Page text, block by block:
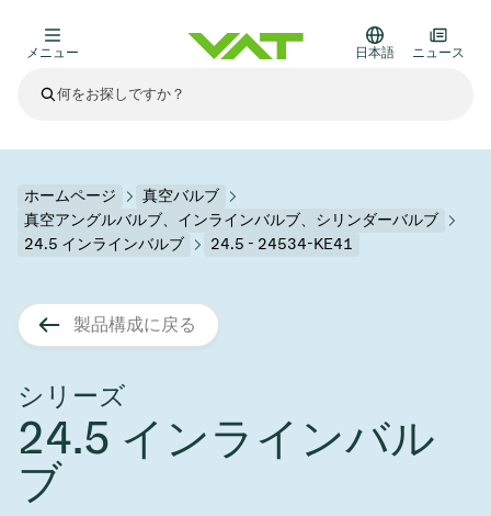
ニュース
9月 17, 2026
日本語
メニュー
真空バルブ
真空コントロールバルブ
真空アイソレーションバルブ
真空ゲートバルブ
フランジコネクタとガスケット
VATエッジ溶接メタルベローズ
真空モジュール
かいけつさく
半導体製造
プロセスコントロールとアイソレーション
基板搬送
サブファブシステム
ディスプレイ製造
ディスプレイのドライエッチング
スパッタリング
薄膜封止(CVD)
科学機器と医学
医療・医薬品分野
真空炉
真空輸送
バッテリー製造
太陽電池薄膜の蒸着
サブファブシステム
宇宙シミュレーション
高エネルギー物理学
製品サービス
アップグレード＆レトロフィットソリューション
スペアパーツ
標準修理サービス
企業責任
インベストリレーションズ
Financial reports
Presentations
Shares and debt
ホームページ
真空バルブ
真空アングルバルブ、インラインバルブ、シリンダーバルブ
24.5 インラインバルブ
24.5 - 24534-KE41
製品構成に戻る
シリーズ
24.5 インラインバル
ブ